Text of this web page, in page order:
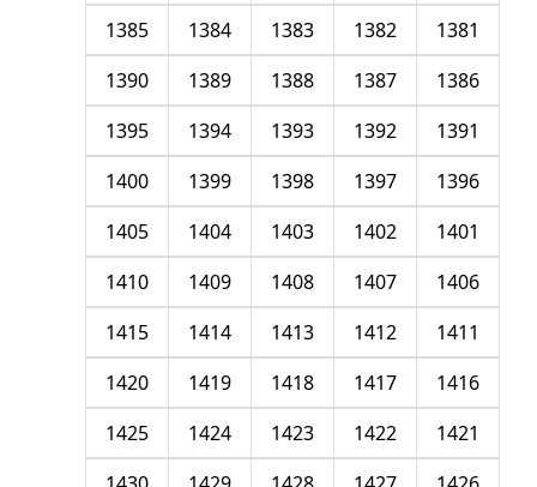
1381
1382
1383
1384
1385
1386
1387
1388
1389
1390
1391
1392
1393
1394
1395
1396
1397
1398
1399
1400
1401
1402
1403
1404
1405
1406
1407
1408
1409
1410
1411
1412
1413
1414
1415
1416
1417
1418
1419
1420
1421
1422
1423
1424
1425